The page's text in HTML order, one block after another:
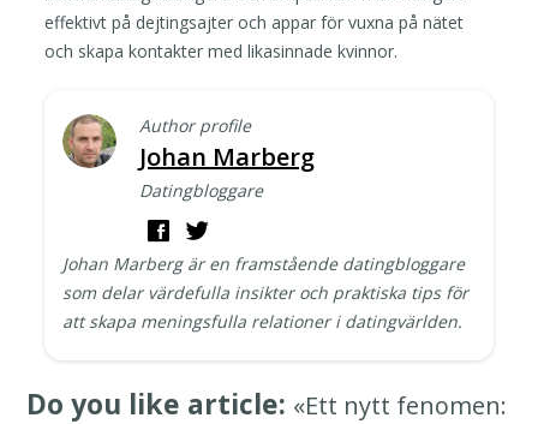
effektivt på dejtingsajter och appar för vuxna på nätet
och skapa kontakter med likasinnade kvinnor.
Author profile
Johan Marberg
Datingbloggare
Johan Marberg är en framstående datingbloggare
som delar värdefulla insikter och praktiska tips för
att skapa meningsfulla relationer i datingvärlden.
Do you like article: «Ett nytt fenomen: